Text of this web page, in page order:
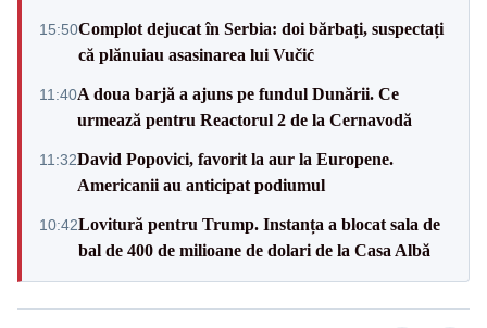
15:50Complot dejucat în Serbia: doi bărbați, suspectați
că plănuiau asasinarea lui Vučić
11:40A doua barjă a ajuns pe fundul Dunării. Ce
urmează pentru Reactorul 2 de la Cernavodă
11:32David Popovici, favorit la aur la Europene.
Americanii au anticipat podiumul
10:42Lovitură pentru Trump. Instanța a blocat sala de
bal de 400 de milioane de dolari de la Casa Albă